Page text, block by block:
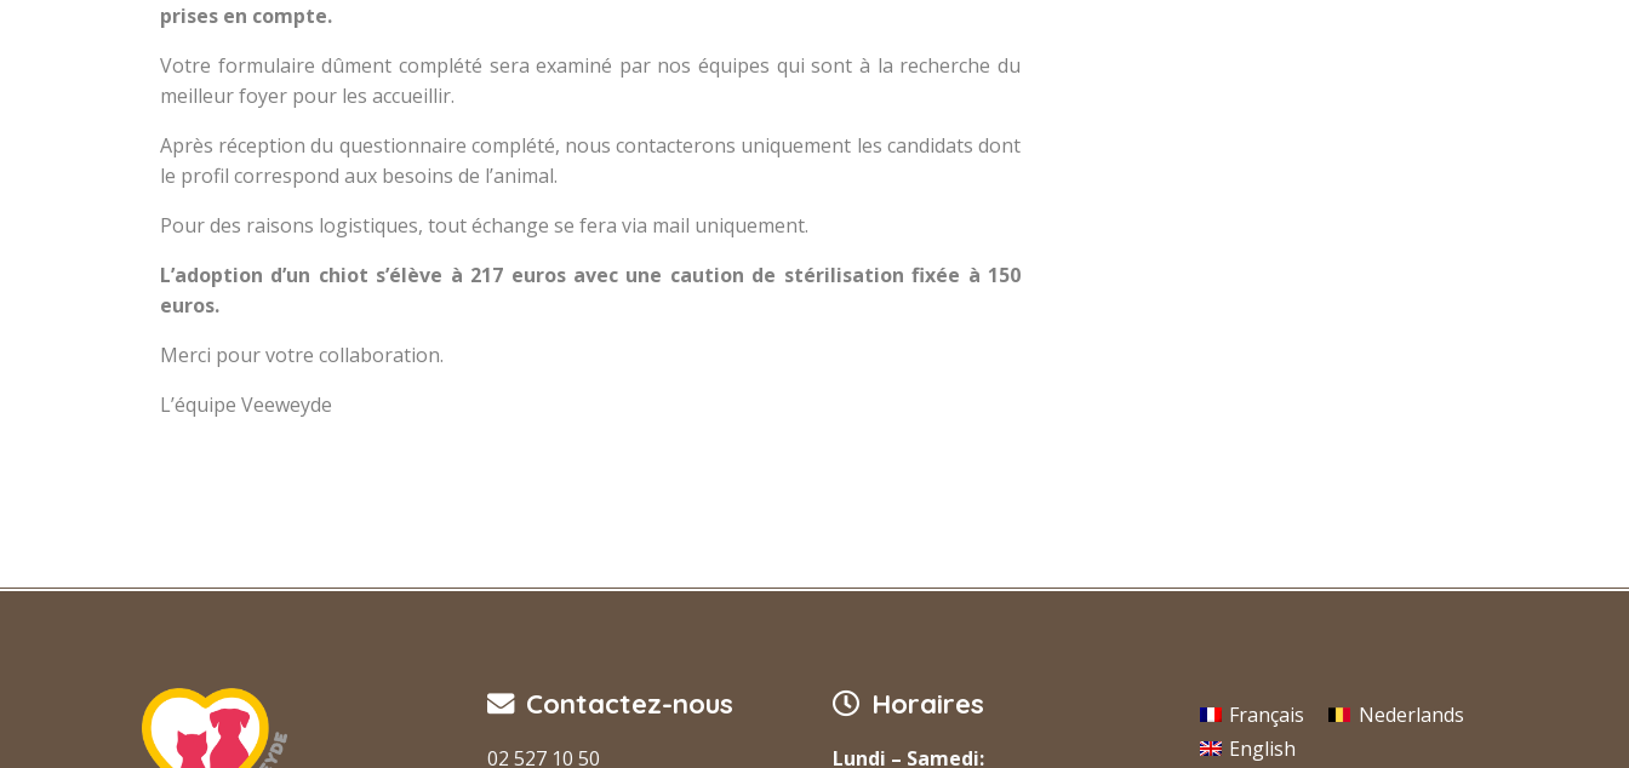
prises en compte.
Votre formulaire dûment complété sera examiné par nos équipes qui sont à la recherche du
meilleur foyer pour les accueillir.
Après réception du questionnaire complété, nous contacterons uniquement les candidats dont
le profil correspond aux besoins de l’animal.
Pour des raisons logistiques, tout échange se fera via mail uniquement.
L’adoption d’un chiot s’élève à 217 euros avec une caution de stérilisation fixée à 150
euros.
Merci pour votre collaboration.
L’équipe Veeweyde
Contactez-nous
02 527 10 50
Horaires
Lundi – Samedi:
Français
Nederlands
English